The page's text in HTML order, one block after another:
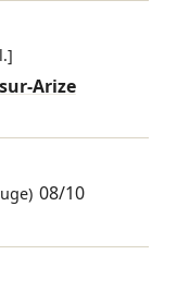
Arize
08/10